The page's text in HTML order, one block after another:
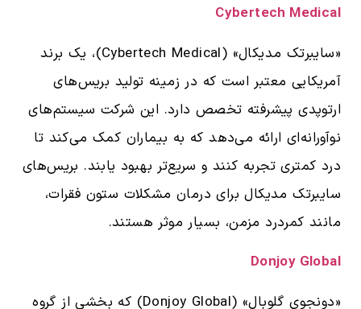
Cybertech Medical
«سایبرتک مدیکال» (Cybertech Medical)، یک برند
آمریکایی معتبر است که در زمینه تولید بریس‌های
ارتوپدی پیشرفته تخصص دارد. این شرکت سیستم‌های
نوآورانه‌ای ارائه می‌دهد که به بیماران کمک می‌کند تا
درد کمتری تجربه کنند و سریع‌تر بهبود یابند. بریس‌های
سایبرتک مدیکال برای درمان مشکلات ستون فقرات،
مانند کمردرد مزمن، بسیار موثر هستند.
Donjoy Global
«دونجوی گلوبال» (Donjoy Global) که بخشی از گروه